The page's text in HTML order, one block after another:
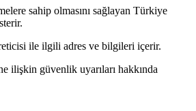
sahip olmasını sağlayan Türkiye
ile ilgili adres ve bilgileri içerir.
ilişkin güvenlik uyarıları hakkında